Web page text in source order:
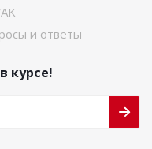
и ответы
курсе!